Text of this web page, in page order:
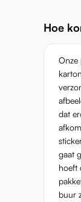
Hoe
Onze
dat
gaat
hoeft
buur